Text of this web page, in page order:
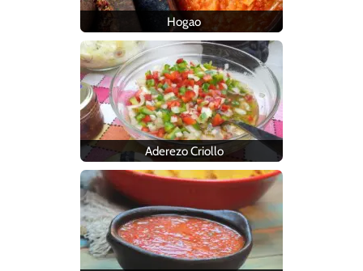
Hogao
Aderezo Criollo